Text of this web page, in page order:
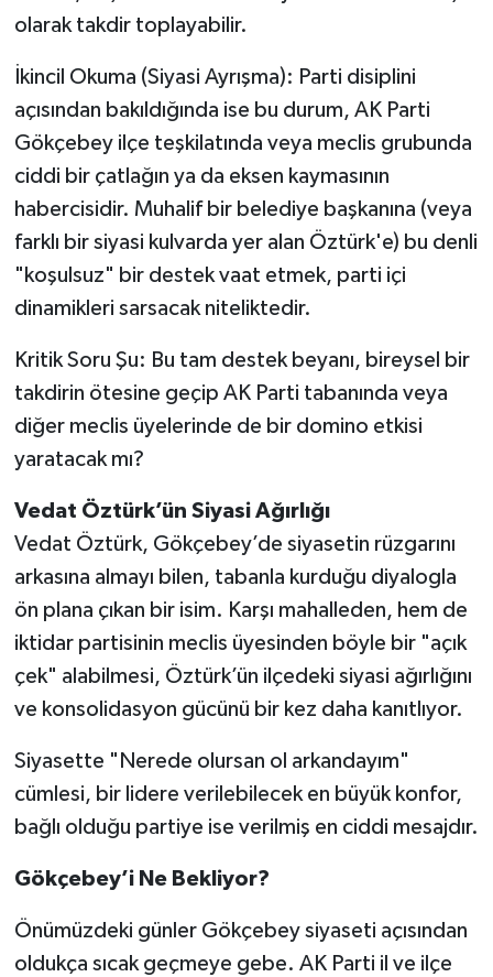
olarak takdir toplayabilir.
İkincil Okuma (Siyasi Ayrışma): Parti disiplini
açısından bakıldığında ise bu durum, AK Parti
Gökçebey ilçe teşkilatında veya meclis grubunda
ciddi bir çatlağın ya da eksen kaymasının
habercisidir. Muhalif bir belediye başkanına (veya
farklı bir siyasi kulvarda yer alan Öztürk'e) bu denli
"koşulsuz" bir destek vaat etmek, parti içi
dinamikleri sarsacak niteliktedir.
Kritik Soru Şu: Bu tam destek beyanı, bireysel bir
takdirin ötesine geçip AK Parti tabanında veya
diğer meclis üyelerinde de bir domino etkisi
yaratacak mı?
Vedat Öztürk’ün Siyasi Ağırlığı
Vedat Öztürk, Gökçebey’de siyasetin rüzgarını
arkasına almayı bilen, tabanla kurduğu diyalogla
ön plana çıkan bir isim. Karşı mahalleden, hem de
iktidar partisinin meclis üyesinden böyle bir "açık
çek" alabilmesi, Öztürk’ün ilçedeki siyasi ağırlığını
ve konsolidasyon gücünü bir kez daha kanıtlıyor.
Siyasette "Nerede olursan ol arkandayım"
cümlesi, bir lidere verilebilecek en büyük konfor,
bağlı olduğu partiye ise verilmiş en ciddi mesajdır.
Gökçebey’i Ne Bekliyor?
Önümüzdeki günler Gökçebey siyaseti açısından
oldukça sıcak geçmeye gebe. AK Parti il ve ilçe